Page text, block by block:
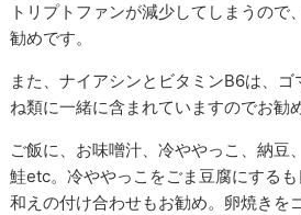
トリプトファンが減少してしまうので
勧めです。
また、ナイアシンとビタミンB6は、ゴ
ね類に一緒に含まれていますのでお勧
ご飯に、お味噌汁、冷ややっこ、納豆
鮭etc。冷ややっこをごま豆腐にする
和えの付け合わせもお勧め。卵焼きを